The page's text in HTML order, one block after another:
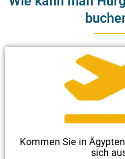
Kommen Sie in
sich